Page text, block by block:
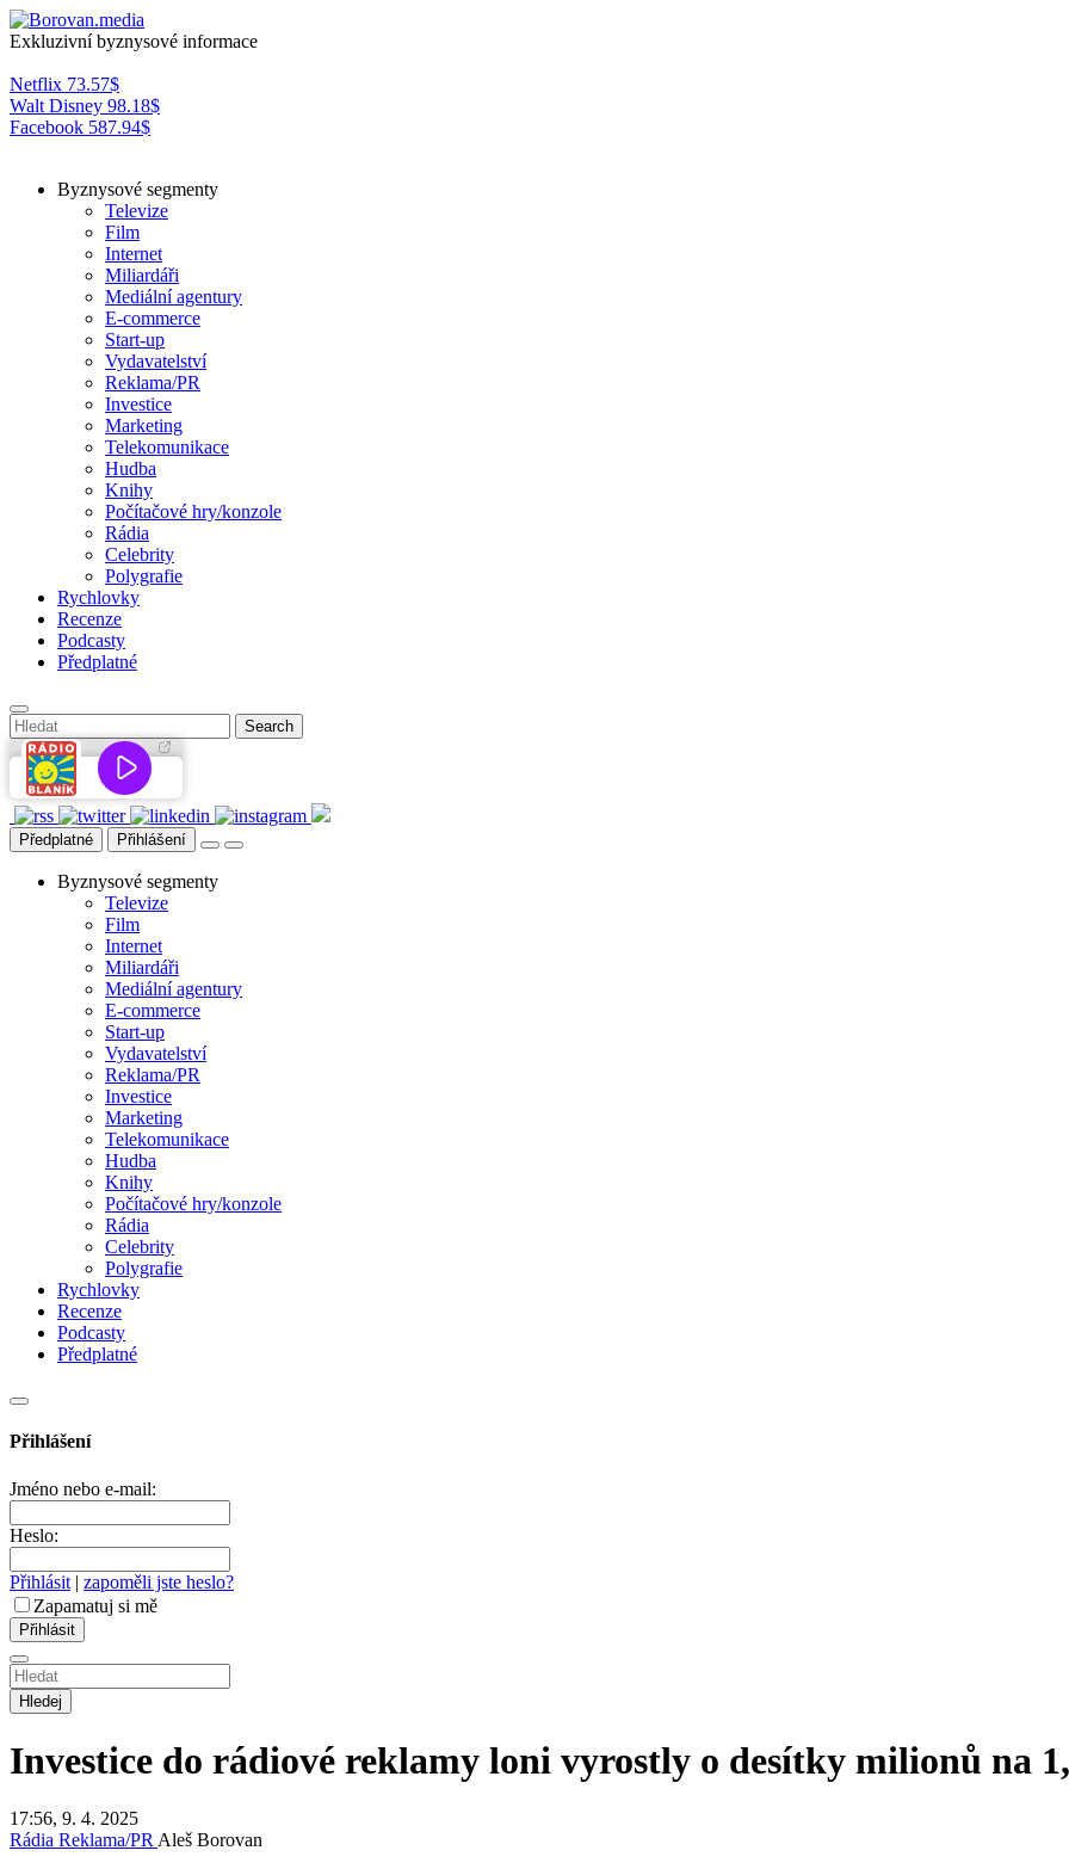
Exkluzivní byznysové informace
Netflix 73.57$
Walt Disney 98.18$
Facebook 587.94$
Byznysové segmenty
Televize
Film
Internet
Miliardáři
Mediální agentury
E-commerce
Start-up
Vydavatelství
Reklama/PR
Investice
Marketing
Telekomunikace
Hudba
Knihy
Počítačové hry/konzole
Rádia
Celebrity
Polygrafie
Rychlovky
Recenze
Podcasty
Předplatné
Předplatné Přihlášení
Byznysové segmenty
Televize
Film
Internet
Miliardáři
Mediální agentury
E-commerce
Start-up
Vydavatelství
Reklama/PR
Investice
Marketing
Telekomunikace
Hudba
Knihy
Počítačové hry/konzole
Rádia
Celebrity
Polygrafie
Rychlovky
Recenze
Podcasty
Předplatné
Přihlášení
Jméno nebo e-mail:
Heslo:
Přihlásit | zapoměli jste heslo?
Zapamatuj si mě
Hledej
Investice do rádiové reklamy loni vyrostly o desítky milionů na
17:56, 9. 4. 2025
Rádia Reklama/PRAleš Borovan